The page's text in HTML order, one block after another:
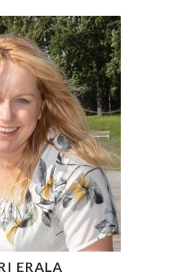
ERALA